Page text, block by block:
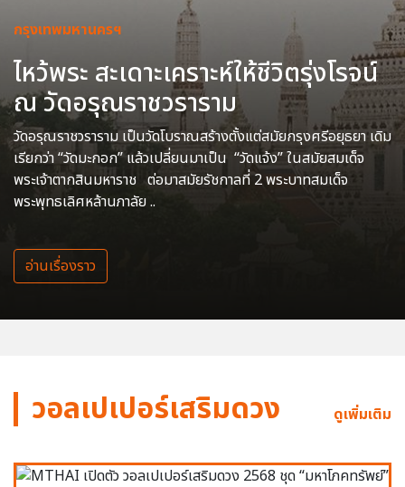
กรุงเทพมหานครฯ
ไหว้พระ สะเดาะเคราะห์ให้ชีวิตรุ่งโรจน์
ณ วัดอรุณราชวราราม
วัดอรุณราชวราราม เป็นวัดโบราณสร้างตั้งแต่สมัยกรุงศรีอยุธยา เดิม
เรียกว่า “วัดมะกอก” แล้วเปลี่ยนมาเป็น “วัดแจ้ง” ในสมัยสมเด็จ
พระเจ้าตากสินมหาราช ต่อมาสมัยรัชกาลที่ 2 พระบาทสมเด็จ
พระพุทธเลิศหล้านภาลัย ..
อ่านเรื่องราว
วอลเปเปอร์เสริมดวง ดูเพิ่มเติม